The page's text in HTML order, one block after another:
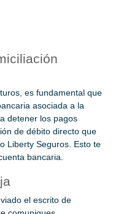
es fundamental que
asociada a la
detener los pagos
de débito directo que
Liberty Seguros. Esto te
bancaria.
el escrito de